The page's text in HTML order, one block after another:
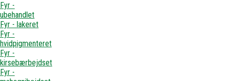
Fyr -
ubehandlet
Fyr - lakeret
Fyr -
hvidpigmenteret
Fyr -
kirsebærbejdset
Fyr -